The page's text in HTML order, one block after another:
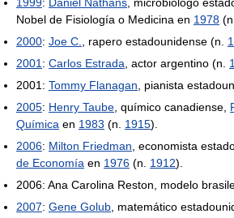
1999: Daniel Nathans, microbiólogo
Nobel de Fisiología o Medicina en 1978
2000: Joe C., rapero estadounidense (n.
2001: Carlos Estrada, actor argentino (n.
2001: Tommy Flanagan, pianista
2005: Henry Taube, químico canadiense,
Química en 1983 (n. 1915).
2006: Milton Friedman, economista
de Economía en 1976 (n. 1912).
2006: Ana Carolina Reston, modelo
2007: Gene Golub, matemático